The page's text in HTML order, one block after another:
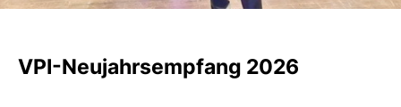
VPI-Neujahrsempfang 2026